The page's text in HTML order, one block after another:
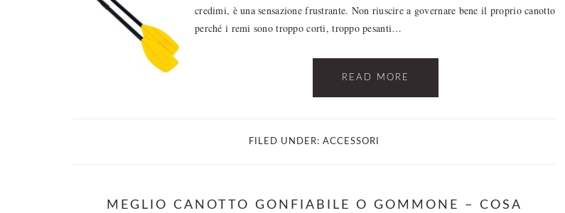
credimi, è una sensazione frustrante. Non riuscire a governare bene il proprio canotto
perché i remi sono troppo corti, troppo pesanti…
READ MORE
FILED UNDER: ACCESSORI
MEGLIO CANOTTO GONFIABILE O GOMMONE – COSA